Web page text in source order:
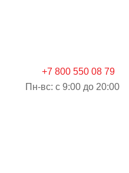
+7 800 550 08 79
Пн-вс: c 9:00 до 20:00